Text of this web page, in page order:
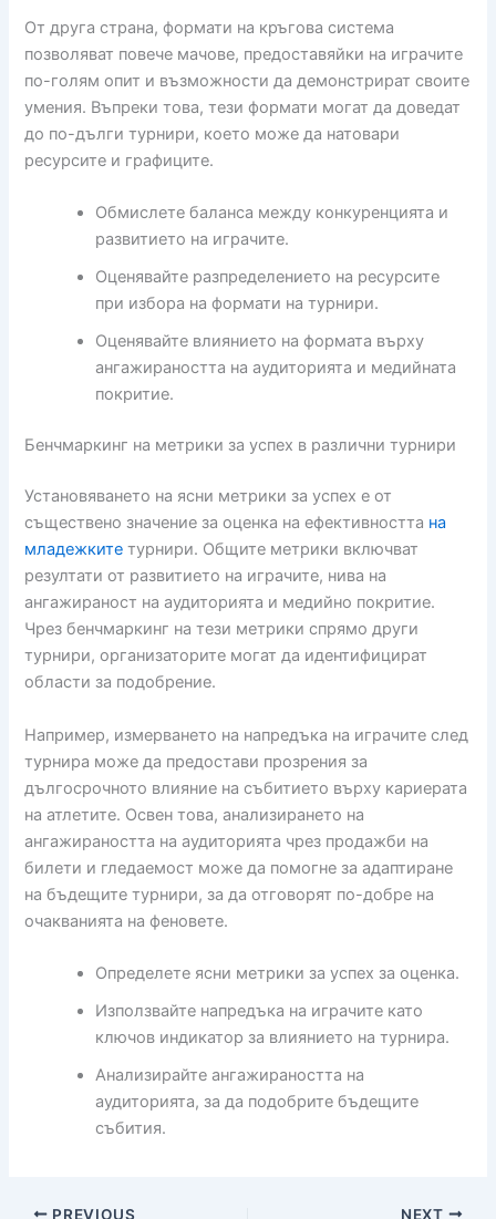
От друга страна, формати на кръгова система
позволяват повече мачове, предоставяйки на играчите
по-голям опит и възможности да демонстрират своите
умения. Въпреки това, тези формати могат да доведат
до по-дълги турнири, което може да натовари
ресурсите и графиците.
Обмислете баланса между конкуренцията и
развитието на играчите.
Оценявайте разпределението на ресурсите
при избора на формати на турнири.
Оценявайте влиянието на формата върху
ангажираността на аудиторията и медийната
покритие.
Бенчмаркинг на метрики за успех в различни турнири
Установяването на ясни метрики за успех е от
съществено значение за оценка на ефективността на
младежките турнири. Общите метрики включват
резултати от развитието на играчите, нива на
ангажираност на аудиторията и медийно покритие.
Чрез бенчмаркинг на тези метрики спрямо други
турнири, организаторите могат да идентифицират
области за подобрение.
Например, измерването на напредъка на играчите след
турнира може да предостави прозрения за
дългосрочното влияние на събитието върху кариерата
на атлетите. Освен това, анализирането на
ангажираността на аудиторията чрез продажби на
билети и гледаемост може да помогне за адаптиране
на бъдещите турнири, за да отговорят по-добре на
очакванията на феновете.
Определете ясни метрики за успех за оценка.
Използвайте напредъка на играчите като
ключов индикатор за влиянието на турнира.
Анализирайте ангажираността на
аудиторията, за да подобрите бъдещите
събития.
PREVIOUS NEXT